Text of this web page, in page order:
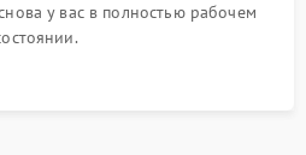
у вас в полностью рабочем